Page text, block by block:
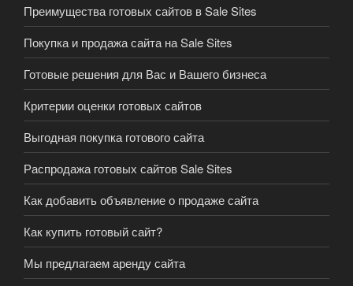
Преимущества готовых сайтов в Sale Sites
Покупка и продажа сайта на Sale Sites
Готовые решения для Вас и Вашего бизнеса
Критерии оценки готовых сайтов
Выгодная покупка готового сайта
Распродажа готовых сайтов Sale Sites
Как добавить объявление о продаже сайта
Как купить готовый сайт?
Мы предлагаем аренду сайта